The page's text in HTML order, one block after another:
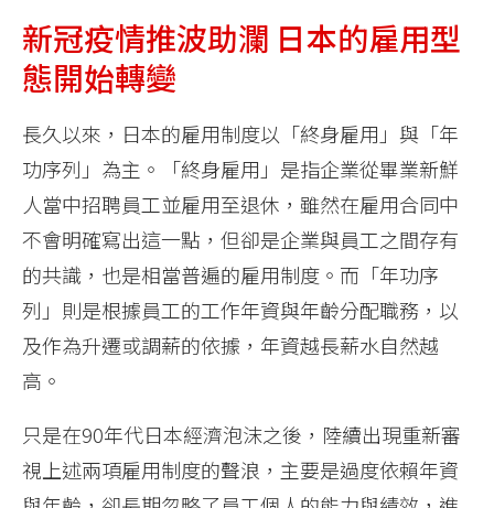
新冠疫情推波助瀾 日本的雇用型
態開始轉變
長久以來，日本的雇用制度以「終身雇用」與「年
功序列」為主。「終身雇用」是指企業從畢業新鮮
人當中招聘員工並雇用至退休，雖然在雇用合同中
不會明確寫出這一點，但卻是企業與員工之間存有
的共識，也是相當普遍的雇用制度。而「年功序
列」則是根據員工的工作年資與年齡分配職務，以
及作為升遷或調薪的依據，年資越長薪水自然越
高。
只是在90年代日本經濟泡沫之後，陸續出現重新審
視上述兩項雇用制度的聲浪，主要是過度依賴年資